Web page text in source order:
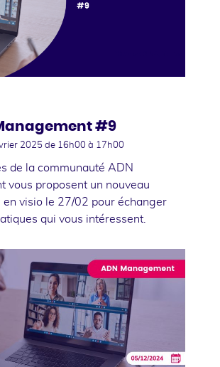
#9
2025 de 16h00 à 17h00
de la communauté ADN
vous proposent un nouveau
en visio le 27/02 pour échanger
qui vous intéressent.